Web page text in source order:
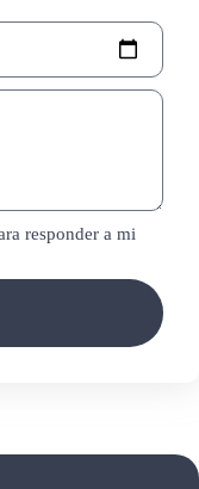
responder a mi